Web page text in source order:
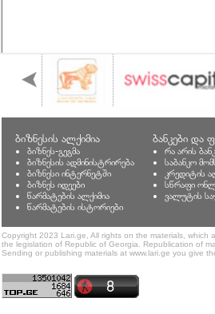
ბიზნესის ალქიმია
ბიზნეს-გეგმა
ბიზნესის ადმინისტრირება
ბიზნესი ინტერნეტში
ბიზნეს იდეები
წარმატების ალქიმია
წარმატების ისტორიები
ბანკები და
რა არის
საბანკო
კრედიტის
სწრაფი
ვალუტის
Copyright 2023 Lari.ge, All rights on the materials, which
the legislation of Republic of Georgia. Republication of
Sending or publishing materials at www.lari.ge you give